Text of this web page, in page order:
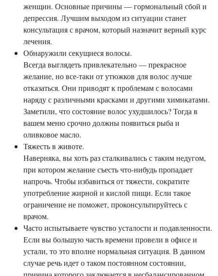
женщин. Основные причины — гормональный сбой и
депрессия. Лучшим выходом из ситуации станет
консультация с врачом, который назначит верный курс
лечения.
Обнаружили секущиеся волосы.
Всегда выглядеть привлекательно — прекрасное
желание, но все-таки от утюжков для волос лучше
отказаться. Они приводят к проблемам с волосами
наряду с различными красками и другими химикатами.
Заметили, что состояние волос ухудшилось? Тогда в
вашем меню срочно должны появиться рыба и
оливковое масло.
Тяжесть в животе.
Наверняка, вы хоть раз сталкивались с таким недугом,
при котором желание съесть что-нибудь пропадает
напрочь. Чтобы избавиться от тяжести, сократите
употребление жирной и кислой пищи. Если такое
ограничение не поможет, проконсультируйтесь с
врачом.
Часто испытываете чувство усталости и подавленности.
Если вы большую часть времени провели в офисе и
устали, то это вполне нормальная ситуация. В данном
случае речь идет о таком постоянном состоянии,